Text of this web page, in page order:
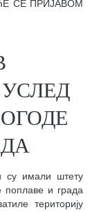
СЕ ПРИЈАВОМ
су имали штету
поплаве и града
територију